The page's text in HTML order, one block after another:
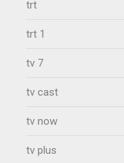
trt
trt 1
tv 7
tv cast
tv now
tv plus